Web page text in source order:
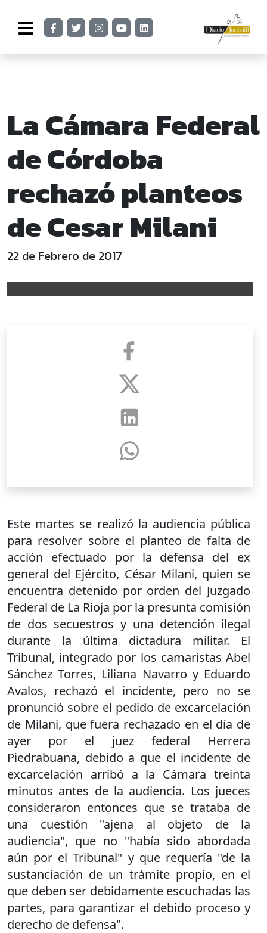
La Cámara Federal
de Córdoba
rechazó planteos
de Cesar Milani
22 de Febrero de 2017
Este martes se realizó la audiencia pública
para resolver sobre el planteo de falta de
acción efectuado por la defensa del ex
general del Ejército, César Milani, quien se
encuentra detenido por orden del Juzgado
Federal de La Rioja por la presunta comisión
de dos secuestros y una detención ilegal
durante la última dictadura militar. El
Tribunal, integrado por los camaristas Abel
Sánchez Torres, Liliana Navarro y Eduardo
Avalos, rechazó el incidente, pero no se
pronunció sobre el pedido de excarcelación
de Milani, que fuera rechazado en el día de
ayer por el juez federal Herrera
Piedrabuana, debido a que el incidente de
excarcelación arribó a la Cámara treinta
minutos antes de la audiencia. Los jueces
consideraron entonces que se trataba de
una cuestión "ajena al objeto de la
audiencia", que no "había sido abordada
aún por el Tribunal" y que requería "de la
sustanciación de un trámite propio, en el
que deben ser debidamente escuchadas las
partes, para garantizar el debido proceso y
derecho de defensa".